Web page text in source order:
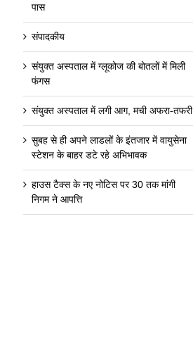
पास
संपादकीय
संयुक्त अस्पताल में ग्लूकोज की बोतलों में मिली
फंगस
संयुक्त अस्पताल में लगी आग, मची अफरा-तफरी
सुबह से ही अपने लाडलों के इंतजार में वायुसेना
स्टेशन के बाहर डटे रहे अभिभावक
हाउस टैक्स के नए नोटिस पर 30 तक मांगी
निगम ने आपत्ति